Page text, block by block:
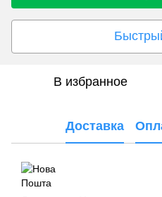
В избранное
Доставка